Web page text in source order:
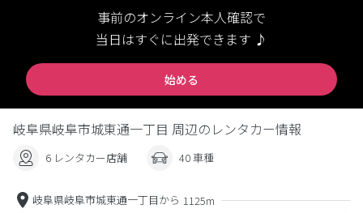
事前のオンライン本人確認で
当日はすぐに出発できます ♪
始める
岐阜県岐阜市城東通一丁目 周辺のレンタカー情報
6 レンタカー店舗 40 車種
岐阜県岐阜市城東通一丁目から 1125m